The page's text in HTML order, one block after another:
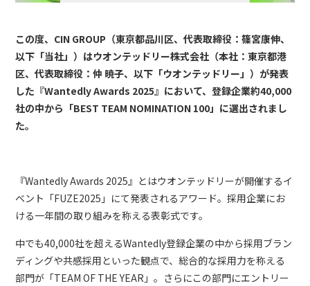
この度、CIN GROUP（東京都品川区、代表取締役：篠宮康伸、
以下「当社」）はウオンテッドリー株式会社（本社：東京都港
区、代表取締役：仲 暁子、以下「ウオンテッドリー」）が発表
した『Wantedly Awards 2025』において、登録企業約40,000
社の中から「BEST TEAM NOMINATION 100」に選出されまし
た。
『Wantedly Awards 2025』とはウオンテッドリーが開催するイ
ベント「FUZE2025」にて発表されるアワード。採用企業にお
ける一年間の取り組みを称える表彰式です。
中でも40,000社を超えるWantedly登録企業の中から採用ブラン
ディングや共感採用といった観点で、総合的な採用力を称える
部門が「TEAM OF THE YEAR」。さらにこの部門にエントリー